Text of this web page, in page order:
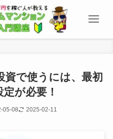
資で使うには、最初
が必要！
05-08 2025-02-11